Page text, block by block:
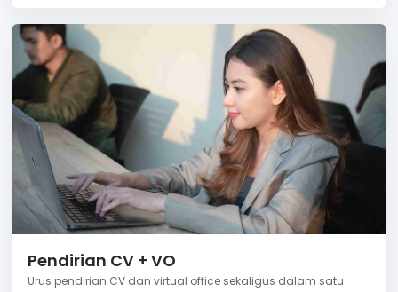
Pendirian CV + VO
Urus pendirian CV dan virtual office sekaligus dalam satu